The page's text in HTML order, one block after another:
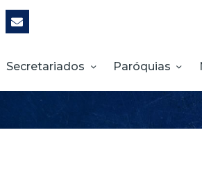
Secretariados Paróquias